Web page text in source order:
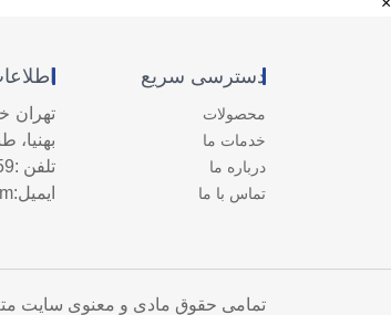
دسترسی سریع
محصولات
خدمات ما
درباره ما
تماس با ما
تهران
بهنیا،
تلفن :
ایمیل:
تمامی حقوق مادی و معنوی سایت